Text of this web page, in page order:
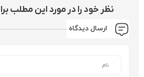
نظر خود را در مورد این مطلب
ارسال دیدگاه